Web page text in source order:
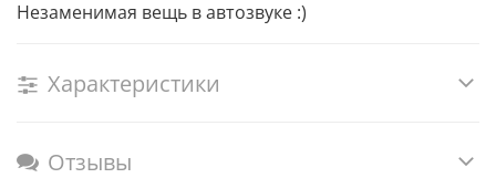
Незаменимая вещь в автозвуке :)
Характеристики
Отзывы